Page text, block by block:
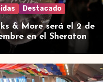
Destacado
& More será el 2 de
en el Sheraton